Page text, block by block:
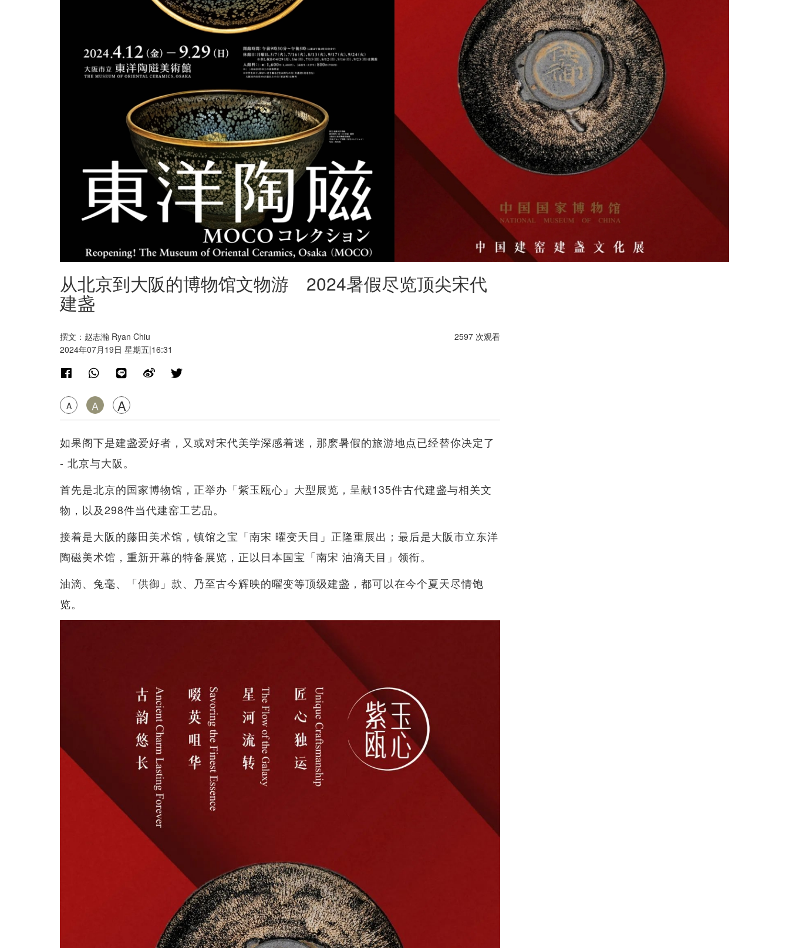
从北京到大阪的博物馆文物游 2024暑假尽览顶尖宋代
建盏
撰文：赵志瀚 Ryan Chiu
2024年07月19日 星期五|16:31
A A A
2597 次观看
如果阁下是建盏爱好者，又或对宋代美学深感着迷，那麽暑假的旅游地点已经替你决定了
- 北京与大阪。
首先是北京的国家博物馆，正举办「紫玉瓯心」大型展览，呈献135件古代建盏与相关文
物，以及298件当代建窑工艺品。
接着是大阪的藤田美术馆，镇馆之宝「南宋 曜变天目」正隆重展出；最后是大阪市立东洋
陶磁美术馆，重新开幕的特备展览，正以日本国宝「南宋 油滴天目」领衔。
油滴、兔毫、「供御」款、乃至古今辉映的曜变等顶级建盏，都可以在今个夏天尽情饱
览。